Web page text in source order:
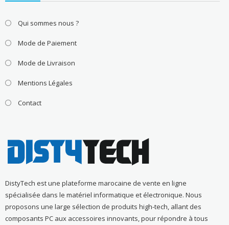
Qui sommes nous ?
Mode de Paiement
Mode de Livraison
Mentions Légales
Contact
DistyTech est une plateforme marocaine de vente en ligne
spécialisée dans le matériel informatique et électronique. Nous
proposons une large sélection de produits high-tech, allant des
composants PC aux accessoires innovants, pour répondre à tous